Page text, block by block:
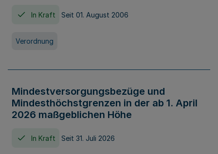
In Kraft Seit 01. August 2006
Verordnung
Mindestversorgungsbezüge und
Mindesthöchstgrenzen in der ab 1. April
2026 maßgeblichen Höhe
In Kraft Seit 31. Juli 2026